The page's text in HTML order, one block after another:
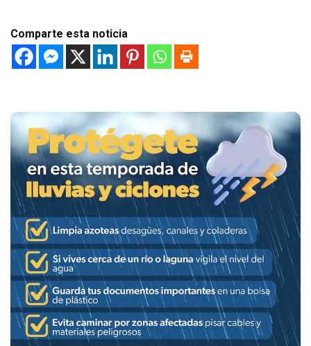
Comparte esta noticia